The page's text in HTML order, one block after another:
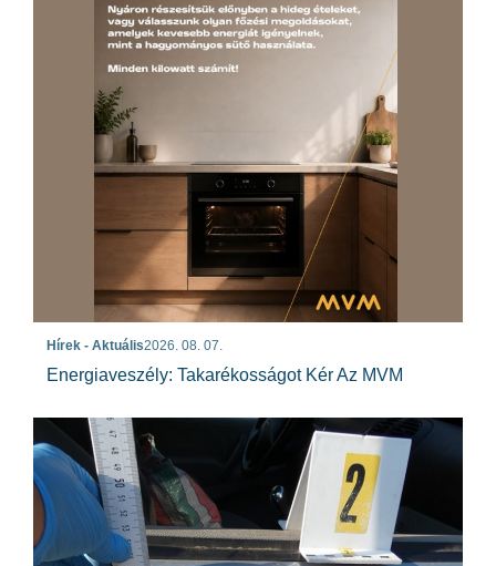
Hírek - Aktuális2026. 08. 07.
Energiaveszély: Takarékosságot Kér Az MVM